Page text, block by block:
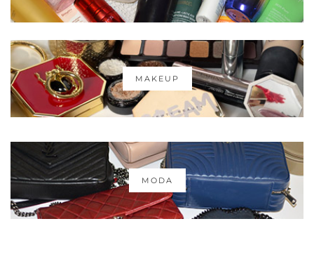
MAKEUP
MODA